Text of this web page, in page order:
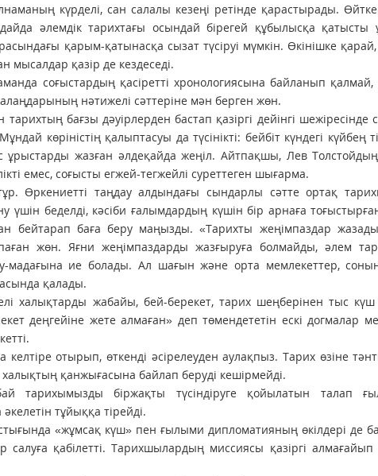
күрделі, сан салалы кезеңі ретінде қарастырады.
әлемдік тарихтағы осындай бірегей құбылысқа қатысты
қарым-қатынасқа сызат түсіруі мүмкін. Өкінішке қарай,
мысалдар қазір де кездеседі.
соғыстардың қасіретті хронологиясына байланып қалмай,
нәтижелі сәттеріне мән берген жөн.
бағзы дәуірлерден бастап қазіргі дейінгі шежіресінде
көріністің қалыптасуы да түсінікті: бейбіт күндегі күйбең
ұрыстарды жазған әлдеқайда жеңіл. Айтпақшы, Лев
емес, соғысты егжей-тегжейлі суреттеген шығарма.
Өркениетті таңдау алдындағы сындарлы сәтте ортақ
үшін беделді, кәсіби ғалымдардың күшін бір арнаға
бейтарап баға беру маңызды. «Тарихты жеңімпаздар
жөн. Яғни жеңімпаздарды жазғыруға болмайды, әлем
мадағына ие болады. Ал шағын және орта мемлекеттер,
қалады.
халықтарды жабайы, бей-берекет, тарих шеңберінен тыс күш
деңгейіне жете алмаған» деп төмендететін ескі догмалар
отырып, өткенді әсірелеуден аулақпыз. Тарих өзіне
қанжығасына байлап беруді кешірмейді.
тарихымызды біржақты түсіндіруге қойылатын талап
тұйыққа тірейді.
«жұмсақ күш» пен ғылыми дипломатияның өкілдері де
салуға қабілетті. Тарихшылардың миссиясы қазіргі алмағайып